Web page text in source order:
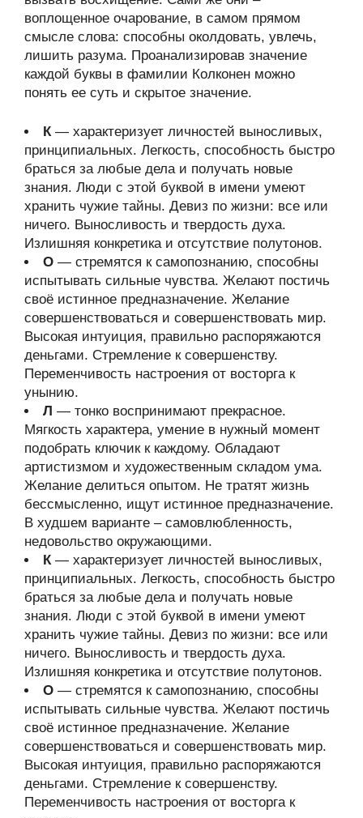
воплощенное очарование, в самом прямом
смысле слова: способны околдовать, увлечь,
лишить разума. Проанализировав значение
каждой буквы в фамилии Колконен можно
понять ее суть и скрытое значение.
К— характеризует личностей выносливых,
принципиальных. Легкость, способность быстро
браться за любые дела и получать новые
знания. Люди с этой буквой в имени умеют
хранить чужие тайны. Девиз по жизни: все или
ничего. Выносливость и твердость духа.
Излишняя конкретика и отсутствие полутонов.
О — стремятся к самопознанию, способны
испытывать сильные чувства. Желают постичь
своё истинное предназначение. Желание
совершенствоваться и совершенствовать мир.
Высокая интуиция, правильно распоряжаются
деньгами. Стремление к совершенству.
Переменчивость настроения от восторга к
унынию.
Л — тонко воспринимают прекрасное.
Мягкость характера, умение в нужный момент
подобрать ключик к каждому. Обладают
артистизмом и художественным складом ума.
Желание делиться опытом. Не тратят жизнь
бессмысленно, ищут истинное предназначение.
В худшем варианте – самовлюбленность,
недовольство окружающими.
К— характеризует личностей выносливых,
принципиальных. Легкость, способность быстро
браться за любые дела и получать новые
знания. Люди с этой буквой в имени умеют
хранить чужие тайны. Девиз по жизни: все или
ничего. Выносливость и твердость духа.
Излишняя конкретика и отсутствие полутонов.
О — стремятся к самопознанию, способны
испытывать сильные чувства. Желают постичь
своё истинное предназначение. Желание
совершенствоваться и совершенствовать мир.
Высокая интуиция, правильно распоряжаются
деньгами. Стремление к совершенству.
Переменчивость настроения от восторга к